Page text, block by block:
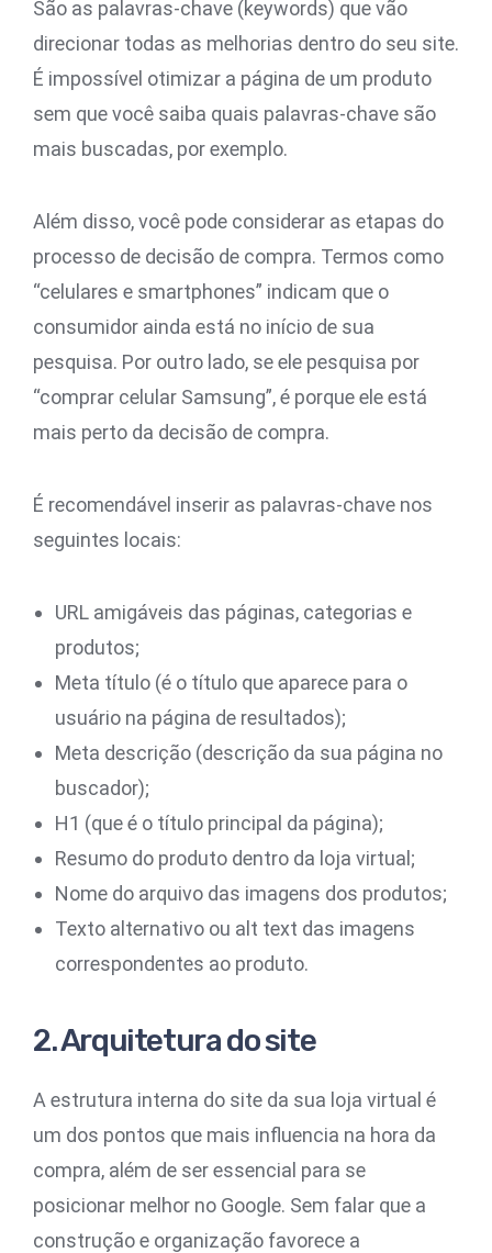
São as palavras-chave (keywords) que vão
direcionar todas as melhorias dentro do seu site.
É impossível otimizar a página de um produto
sem que você saiba quais palavras-chave são
mais buscadas, por exemplo.
Além disso, você pode considerar as etapas do
processo de decisão de compra. Termos como
“celulares e smartphones” indicam que o
consumidor ainda está no início de sua
pesquisa. Por outro lado, se ele pesquisa por
“comprar celular Samsung”, é porque ele está
mais perto da decisão de compra.
É recomendável inserir as palavras-chave nos
seguintes locais:
URL amigáveis das páginas, categorias e
produtos;
Meta título (é o título que aparece para o
usuário na página de resultados);
Meta descrição (descrição da sua página no
buscador);
H1 (que é o título principal da página);
Resumo do produto dentro da loja virtual;
Nome do arquivo das imagens dos produtos;
Texto alternativo ou alt text das imagens
correspondentes ao produto.
2. Arquitetura do site
A estrutura interna do site da sua loja virtual é
um dos pontos que mais influencia na hora da
compra, além de ser essencial para se
posicionar melhor no Google. Sem falar que a
construção e organização favorece a